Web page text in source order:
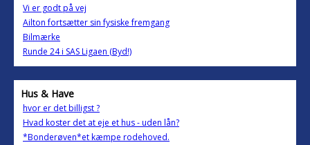
Vi er godt på vej
Ailton fortsætter sin fysiske fremgang
Bilmærke
Runde 24 i SAS Ligaen (Byd!)
Hus & Have
hvor er det billigst ?
Hvad koster det at eje et hus - uden lån?
*Bonderøven*et kæmpe rodehoved.